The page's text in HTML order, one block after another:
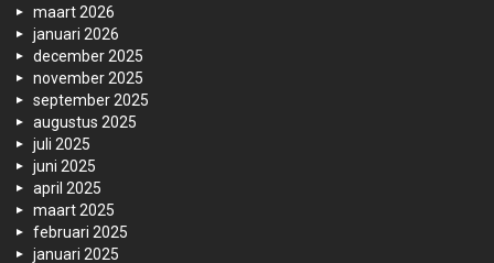
maart 2026
januari 2026
december 2025
november 2025
september 2025
augustus 2025
juli 2025
juni 2025
april 2025
maart 2025
februari 2025
januari 2025